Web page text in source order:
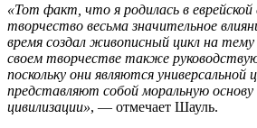
«Тот факт, что я родилась в еврейской
творчество весьма значительное
время создал живописный цикл на тему
своем творчестве также
поскольку они являются универсальной
представляют собой моральную основу
цивилизации», — отмечает Шауль.